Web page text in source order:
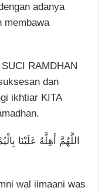
adanya
membawa
RAMDHAN
dan
ikhtiar KITA
اللَّهُمَّ أَهِلَّهُ عَلَيْنَا
wal iimaani was